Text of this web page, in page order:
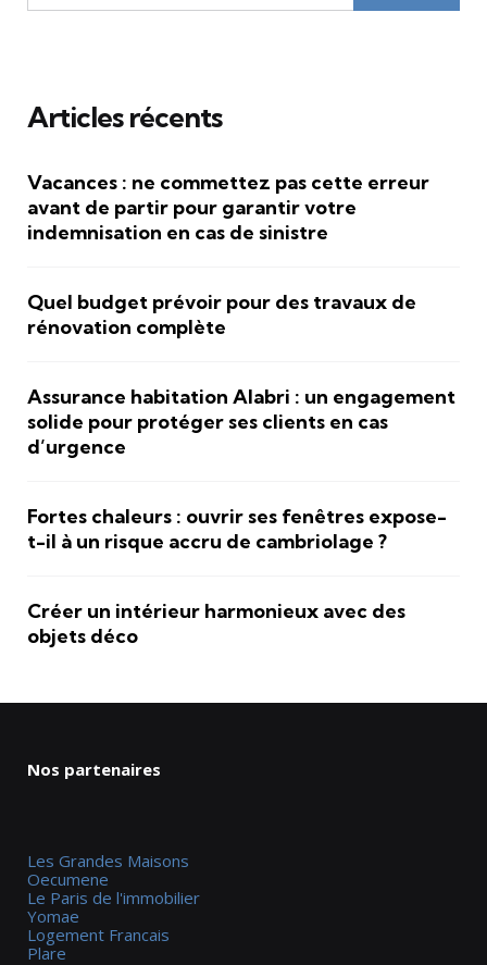
Articles récents
Vacances : ne commettez pas cette erreur
avant de partir pour garantir votre
indemnisation en cas de sinistre
Quel budget prévoir pour des travaux de
rénovation complète
Assurance habitation Alabri : un engagement
solide pour protéger ses clients en cas
d’urgence
Fortes chaleurs : ouvrir ses fenêtres expose-
t-il à un risque accru de cambriolage ?
Créer un intérieur harmonieux avec des
objets déco
Nos partenaires
Les Grandes Maisons
Oecumene
Le Paris de l'immobilier
Yomae
Logement Francais
Plare